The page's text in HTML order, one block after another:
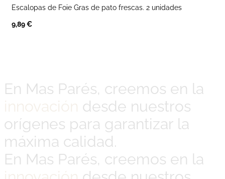
Escalopas de Foie Gras de pato frescas. 2 unidades
9,89€
En Mas Parés, creemos en la
desde nuestros
orígenes para garantizar la
máxima calidad.
En Mas Parés, creemos en la